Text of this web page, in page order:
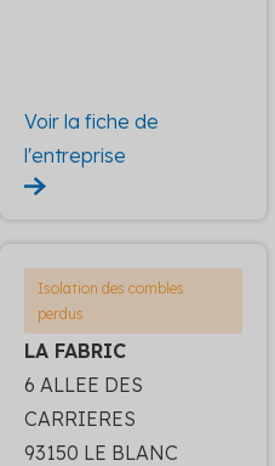
Voir la fiche de
l'entreprise
Isolation des combles
perdus
LA FABRIC
6 ALLEE DES
CARRIERES
93150 LE BLANC